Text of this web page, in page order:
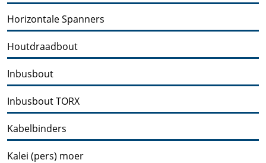
Horizontale Spanners
Houtdraadbout
Inbusbout
Inbusbout TORX
Kabelbinders
Kalei (pers) moer